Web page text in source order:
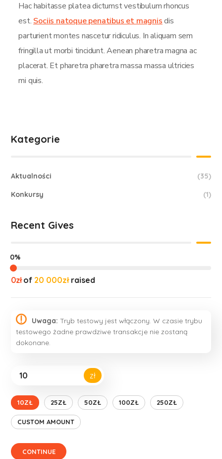
Hac habitasse platea dictumst vestibulum rhoncus
est. Sociis natoque penatibus et magnisdis
parturient montes nascetur ridiculus. In aliquam sem
fringilla ut morbi tincidunt. Aenean pharetra magna ac
placerat. Et pharetra pharetra massa massa ultricies
mi quis.
Kategorie
Aktualności (35)
Konkursy (1)
Recent Gives
0złof 20 000złraised
0%
Uwaga: Tryb testowy jest włączony. W czasie trybu
testowego żadne prawdziwe transakcje nie zostaną
dokonane.
zł
10ZŁ 25ZŁ 50ZŁ 100ZŁ 250ZŁ
CUSTOM AMOUNT
CONTINUE